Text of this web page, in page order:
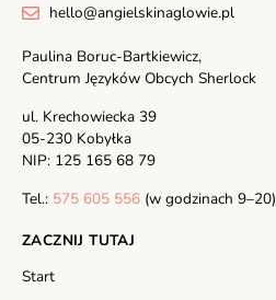
hello@angielskinaglowie.pl
Paulina Boruc-Bartkiewicz,
Centrum Języków Obcych Sherlock
ul. Krechowiecka 39
05-230 Kobyłka
NIP: 125 165 68 79
Tel.: 575 605 556 (w godzinach 9–20)
ZACZNIJ TUTAJ
Start